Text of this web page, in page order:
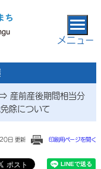
メニュー
⇒ 産前産後期間相当分
除について
日 更新 印刷用ページを開く